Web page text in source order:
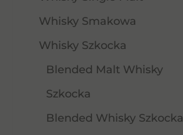
Whisky Smakowa
Whisky Szkocka
Blended Malt Whisky
Szkocka
Blended Whisky Szkocka